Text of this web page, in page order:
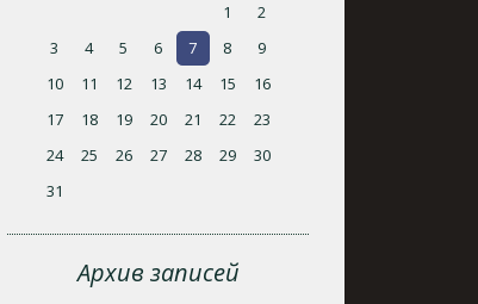
1
2
3
4 5 6 7 8
9
10
11 12 13 14 15
16
17
18 19 20 21 22
23
24
25 26 27 28 29
30
31
Архив записей